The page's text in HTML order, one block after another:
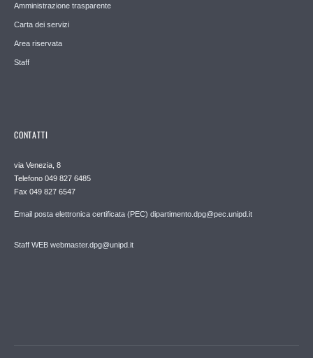
Amministrazione trasparente
Carta dei servizi
Area riservata
Staff
CONTATTI
via Venezia, 8
Telefono 049 827 6485
Fax 049 827 6547
Email posta elettronica certificata (PEC) dipartimento.dpg@pec.unipd.it
Staff WEB webmaster.dpg@unipd.it